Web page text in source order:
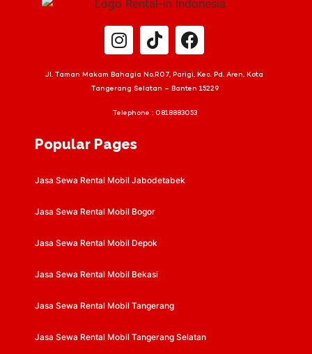
Jl. Taman Makam Bahagia No.R07, Parigi, Kec. Pd. Aren, Kota
Tangerang Selatan – Banten 15229
Telephone : 0818883053
Popular Pages
Jasa Sewa Rental Mobil Jabodetabek
Jasa Sewa Rental Mobil Bogor
Jasa Sewa Rental Mobil Depok
Jasa Sewa Rental Mobil Bekasi
Jasa Sewa Rental Mobil Tangerang
Jasa Sewa Rental Mobil Tangerang Selatan